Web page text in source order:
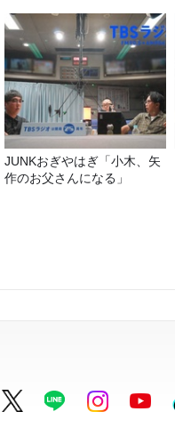
JUNKおぎやはぎ「小木、矢
作のお父さんになる」